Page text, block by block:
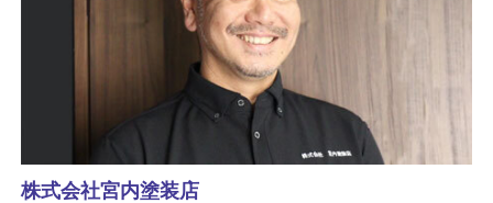
株式会社宮内塗装店